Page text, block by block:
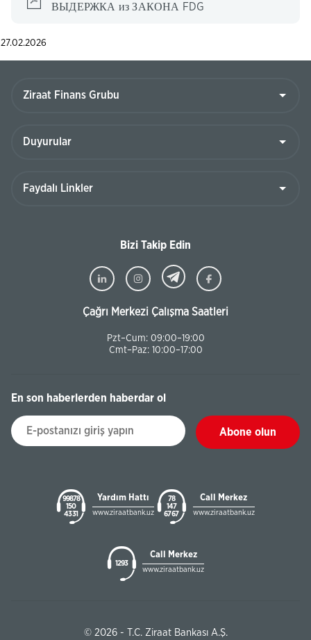
ВЫДЕРЖКА из ЗАКОНА FDG
27.02.2026
Bizi Takip Edin
Çağrı Merkezi Çalışma Saatleri
Pzt–Cum: 09:00–19:00
Cmt–Paz: 10:00–17:00
En son haberlerden haberdar ol
Abone olun
99878
150
43 31
Yardım Hattı
www.ziraatbank.uz
78
147
67 67
Call Merkez
www.ziraatbank.uz
1293
Call Merkez
www.ziraatbank.uz
© 2026 - T.C. Ziraat Bankası A.Ş.